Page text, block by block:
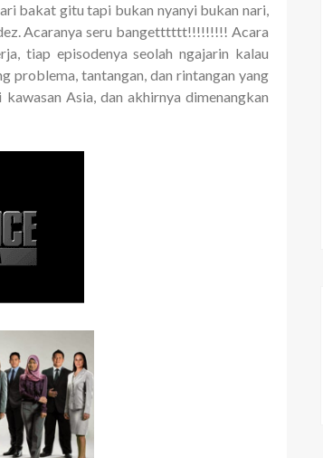
bakat gitu tapi bukan nyanyi bukan nari,
Acaranya seru bangetttttt!!!!!!!!! Acara
tiap episodenya seolah ngajarin kalau
problema, tantangan, dan rintangan yang
Asia, dan akhirnya dimenangkan